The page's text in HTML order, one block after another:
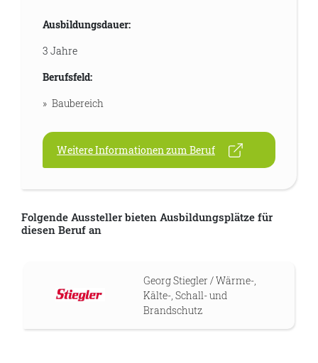
Ausbildungsdauer:
3 Jahre
Berufsfeld:
Baubereich
Weitere Informationen zum Beruf
Folgende Aussteller bieten Ausbildungsplätze für
diesen Beruf an
Georg Stiegler / Wärme-,
Kälte-, Schall- und
Brandschutz